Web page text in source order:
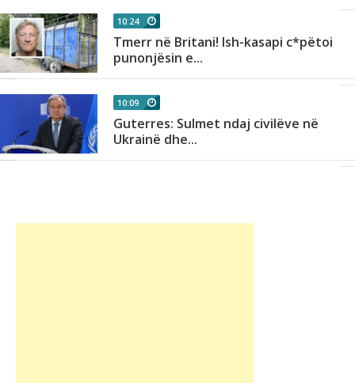
10:24
Tmerr në Britani! Ish-kasapi c*pëtoi
punonjësin e...
10:09
Guterres: Sulmet ndaj civilëve në
Ukrainë dhe...